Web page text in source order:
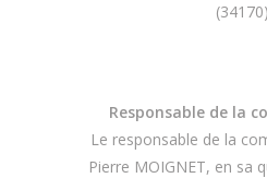
Responsable de la
Le responsable de la
Pierre MOIGNET, en sa